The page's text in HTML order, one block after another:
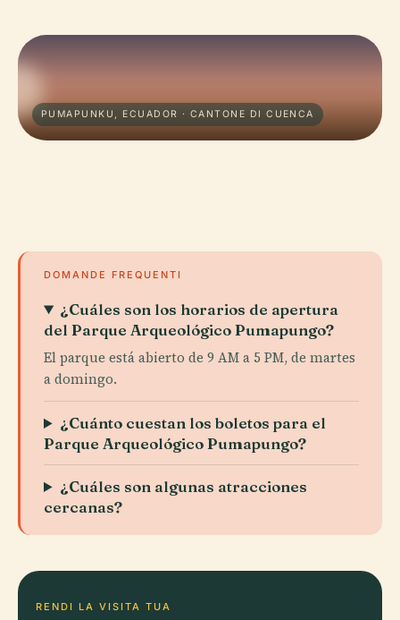
PUMAPUNKU, ECUADOR · CANTONE DI CUENCA
DOMANDE FREQUENTI
¿Cuáles son los horarios de apertura
del Parque Arqueológico Pumapungo?
El parque está abierto de 9 AM a 5 PM, de martes
a domingo.
¿Cuánto cuestan los boletos para el
Parque Arqueológico Pumapungo?
¿Cuáles son algunas atracciones
cercanas?
RENDI LA VISITA TUA